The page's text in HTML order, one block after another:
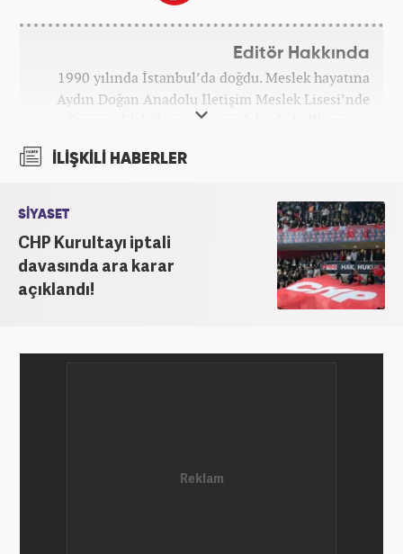
Editör Hakkında
1990 yılında İstanbul’da doğdu. Meslek hayatına
Aydın Doğan Anadolu İletişim Meslek Lisesi’nde
Gazetecilik bölümü okuyarak başladı. İlk stajını
İstanbul Üniversitesi Radyo Televizyon Yayımcılığı
Gazetesi’nde internet haberciliğine başladı. 15
senelik kariyerinde çok sayıda gazete, haber portalı
ve televizyon bulunmaktadır. Meslek hayatına
Haber7.com’da “Gündem Editörü” olarak devam
etmektedir. Evli ve 2 çocuk annesidir.
İLİŞKİLİ HABERLER
SİYASET
CHP Kurultayı iptali
davasında ara karar
açıklandı!